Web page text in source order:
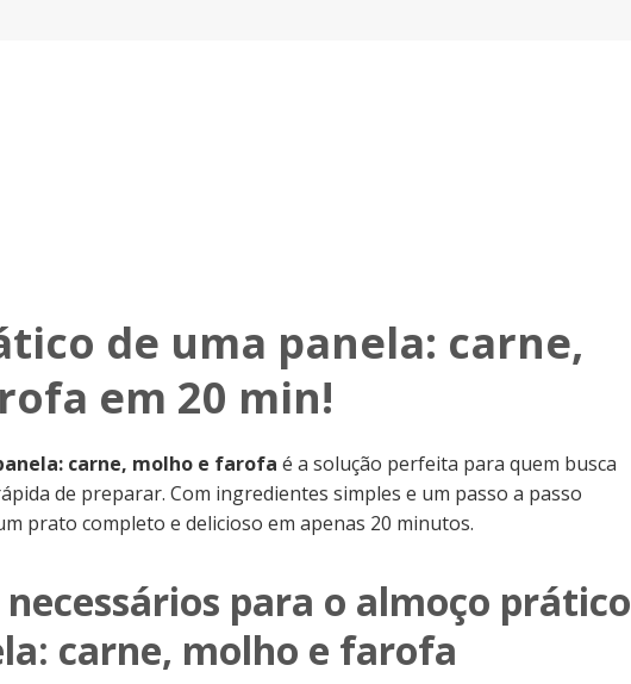
de uma panela: carne,
em 20 min!
carne, molho e farofa é a solução perfeita para quem busca
de preparar. Com ingredientes simples e um passo a passo
prato completo e delicioso em apenas 20 minutos.
para o almoço prático
carne, molho e farofa